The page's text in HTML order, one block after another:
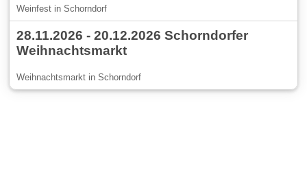
Weinfest in Schorndorf
28.11.2026 - 20.12.2026 Schorndorfer
Weihnachtsmarkt
Weihnachtsmarkt in Schorndorf